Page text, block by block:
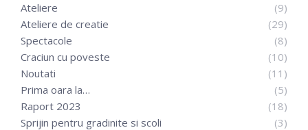
Ateliere
(9)
Ateliere de creatie
(29)
Spectacole
(8)
Craciun cu poveste
(10)
Noutati
(11)
Prima oara la…
(5)
Raport 2023
(18)
Sprijin pentru gradinite si scoli
(3)